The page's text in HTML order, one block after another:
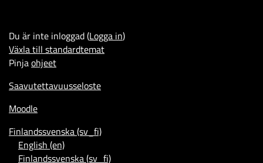
Du är inte inloggad (Logga in)
Växla till standardtemat
Pinjaohjeet
Saavutettavuusseloste
Moodle
Finlandssvenska ‎(sv_fi)‎
English ‎(en)‎
Finlandssvenska ‎(sv_fi)‎